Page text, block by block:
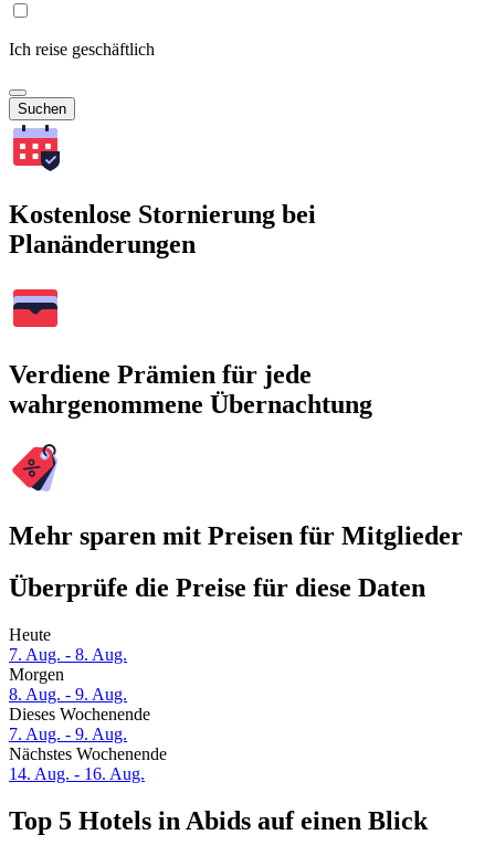
Ich reise geschäftlich
Suchen
Kostenlose Stornierung bei
Planänderungen
Verdiene Prämien für jede
wahrgenommene Übernachtung
Mehr sparen mit Preisen für Mitglieder
Überprüfe die Preise für diese Daten
Heute
7. Aug. - 8. Aug.
Morgen
8. Aug. - 9. Aug.
Dieses Wochenende
7. Aug. - 9. Aug.
Nächstes Wochenende
14. Aug. - 16. Aug.
Top 5 Hotels in Abids auf einen Blick